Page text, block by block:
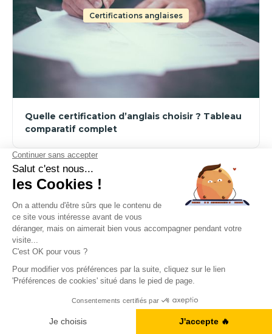
Certifications anglaises
Quelle certification d’anglais choisir ? Tableau
comparatif complet
Certifications anglaises
C'est quoi un bon score TOEIC ?
Ne manquez rien !
Je m'inscris à la newsletter